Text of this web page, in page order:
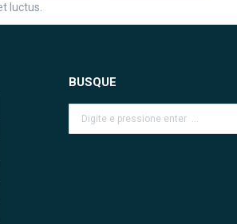
luctus.
BUSQUE
Search: